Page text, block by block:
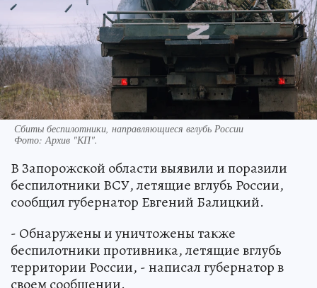
Сбиты беспилотники, направляющиеся вглубь России
Фото:Архив "КП".
В Запорожской области выявили и поразили
беспилотники ВСУ, летящие вглубь России,
сообщил губернатор Евгений Балицкий.
- Обнаружены и уничтожены также
беспилотники противника, летящие вглубь
территории России, - написал губернатор в